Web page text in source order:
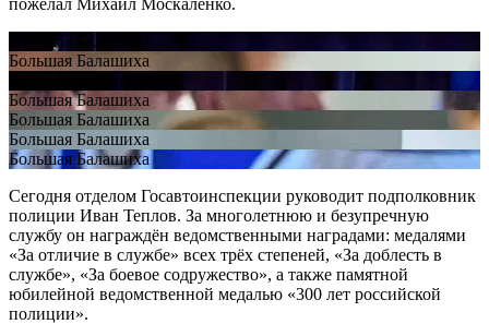
Большая Балашиха
Большая Балашиха
Большая Балашиха
Большая Балашиха
Большая Балашиха
Большая Балашиха
Сегодня отделом Госавтоинспекции руководит подполковник
полиции Иван Теплов. За многолетнюю и безупречную
службу он награждён ведомственными наградами: медалями
«За отличие в службе» всех трёх степеней, «За доблесть в
службе», «За боевое содружество», а также памятной
юбилейной ведомственной медалью «300 лет российской
полиции».